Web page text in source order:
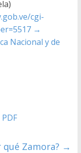
cgi-
→
Nacional y de
qué Zamora? →